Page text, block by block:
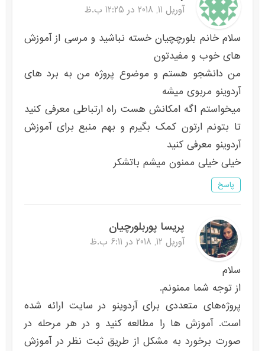
آوریل 11, 2018 در 12:25 ب.ظ
سلام خانم بلورچچیان خسته نباشید و مرسی از آموزش
های خوب و مفیدتون
من دانشجو هستم و موضوع پروژه من به برد های
آردوینو مربوی میشه
میخواستم اگه امکانش هست راه ارتباطی معرفی کنید
تا بتونم ارتون کمک بگیرم و بهم منبع برای آموزش
آردوینو معرفی کنید
خیلی خیلی ممنون میشم باتشکر
پاسخ
پریسا پوربلورچیان
آوریل 12, 2018 در 6:11 ب.ظ
سلام
از توجه شما ممنونم.
پروژه‌های متعددی برای آردوینو در سایت ارائه شده
است. آموزش ها را مطالعه کنید و در هر مرحله در
صورت برخورد به مشکل از طریق ثبت نظر در آموزش